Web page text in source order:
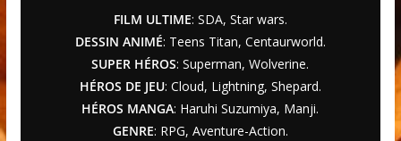
FILM ULTIME: SDA, Star wars.
DESSIN ANIMÉ: Teens Titan, Centaurworld.
SUPER HÉROS: Superman, Wolverine.
HÉROS DE JEU: Cloud, Lightning, Shepard.
HÉROS MANGA: Haruhi Suzumiya, Manji.
GENRE: RPG, Aventure-Action.